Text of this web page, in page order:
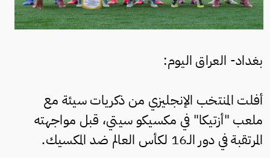
بغداد- العراق اليوم:
أفلت المنتخب الإنجليزي من ذكريات سيئة مع
ملعب "أزتيكا" في مكسيكو سيتي، قبل مواجهته
المرتقبة في دور الـ16 لكأس العالم ضد المكسيك.